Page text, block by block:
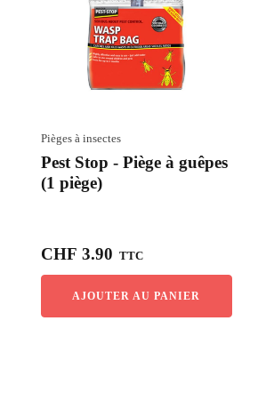
Pièges à insectes
Pest Stop - Piège à guêpes
(1 piège)
CHF 3.90 TTC
AJOUTER AU PANIER